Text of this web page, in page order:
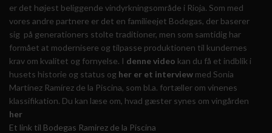
er det højest beliggende vindyrkningsområde i Rioja. Som med
vores andre partnere er det en familieejet Bodegas, der baserer
sig på generationers stolte traditioner, men som samtidig har
formået at modernisere og tilpasse produktionen til kundernes
krav om kvalitet og fornyelse. I denne video kan du få et indblik i
husets historie og status og her er et interview med Sonia
Martínez Ramírez de la Piscina, som bl.a. fortæller om vinenes
klassifikation. Du kan læse om, hvad gæster synes om vingården
her
Et link til Bodegas Ramirez de la Piscina